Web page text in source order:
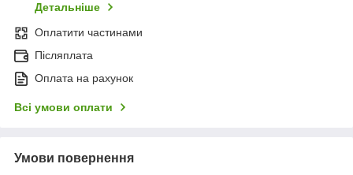
Детальніше
Оплатити частинами
Післяплата
Оплата на рахунок
Всі умови оплати
Умови повернення